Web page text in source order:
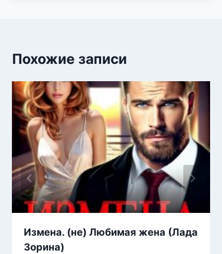
Похожие записи
Измена. (не) Любимая жена (Лада
Зорина)